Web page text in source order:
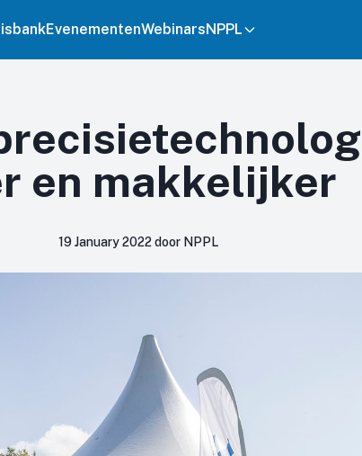
EvenementenWebinarsNPPL
en makkelijker
19 January 2022 door NPPL